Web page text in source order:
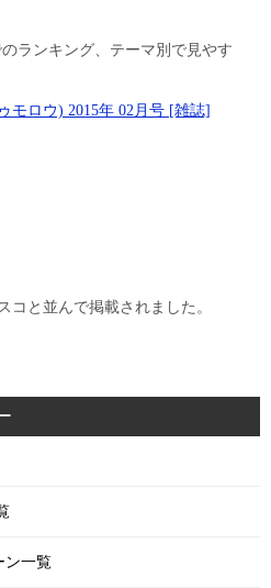
ランキング、テーマ別で見やす
モロウ) 2015年 02月号 [雑誌]
コと並んで掲載されました。
ン一覧